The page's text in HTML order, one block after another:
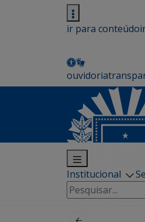
ir para conteúdo
ouvidoria
Institucional
Pesquisar
por: